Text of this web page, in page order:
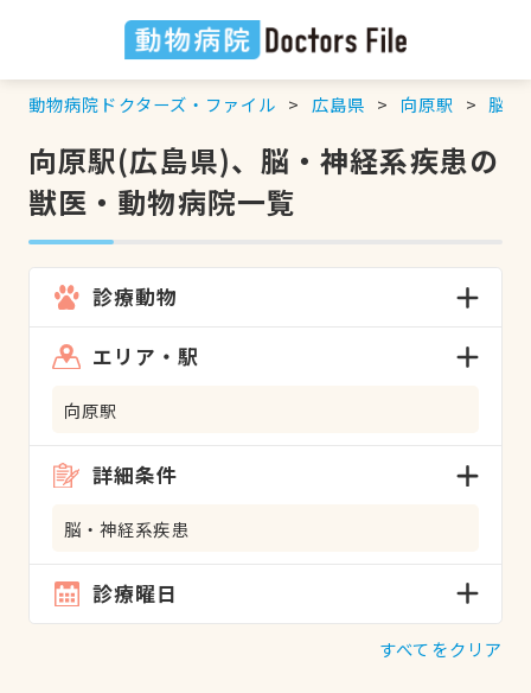
動物病院ドクターズ・ファイル 広島県 向原駅 脳・
向原駅(広島県)、脳・神経系疾患の
獣医・動物病院一覧
診療動物
エリア・駅
向原駅
詳細条件
脳・神経系疾患
診療曜日
すべてをクリア